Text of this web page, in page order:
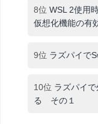
8位 WSL 2使用
仮想化機能の有
9位 ラズパイで
10位 ラズパイ
る その１